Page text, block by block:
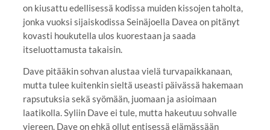
on kiusattu edellisessä kodissa muiden kissojen taholta,
jonka vuoksi sijaiskodissa Seinäjoella Davea on pitänyt
kovasti houkutella ulos kuorestaan ja saada
itseluottamusta takaisin.
Dave pitääkin sohvan alustaa vielä turvapaikkanaan,
mutta tulee kuitenkin sieltä useasti päivässä hakemaan
rapsutuksia sekä syömään, juomaan ja asioimaan
laatikolla. Syliin Dave ei tule, mutta hakeutuu sohvalle
viereen. Dave on ehkä ollut entisessä elämässään